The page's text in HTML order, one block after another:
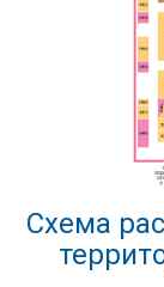
Схема